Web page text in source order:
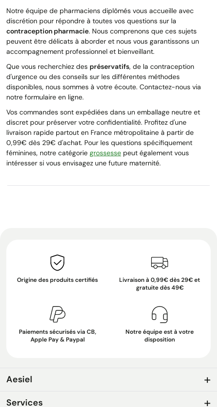
Notre équipe de pharmaciens diplômés vous accueille avec
discrétion pour répondre à toutes vos questions sur la
contraception pharmacie. Nous comprenons que ces sujets
peuvent être délicats à aborder et nous vous garantissons un
accompagnement professionnel et bienveillant.
Que vous recherchiez des préservatifs, de la contraception
d'urgence ou des conseils sur les différentes méthodes
disponibles, nous sommes à votre écoute. Contactez-nous via
notre formulaire en ligne.
Vos commandes sont expédiées dans un emballage neutre et
discret pour préserver votre confidentialité. Profitez d'une
livraison rapide partout en France métropolitaine à partir de
0,99€ dès 29€ d'achat. Pour les questions spécifiquement
féminines, notre catégorie grossesse peut également vous
intéresser si vous envisagez une future maternité.
Origine des produits certifiés
Livraison à 0,99€ dès 29€ et
gratuite dès 49€
Paiements sécurisés via CB,
Apple Pay & Paypal
Notre équipe est à votre
disposition
Aesiel
Services